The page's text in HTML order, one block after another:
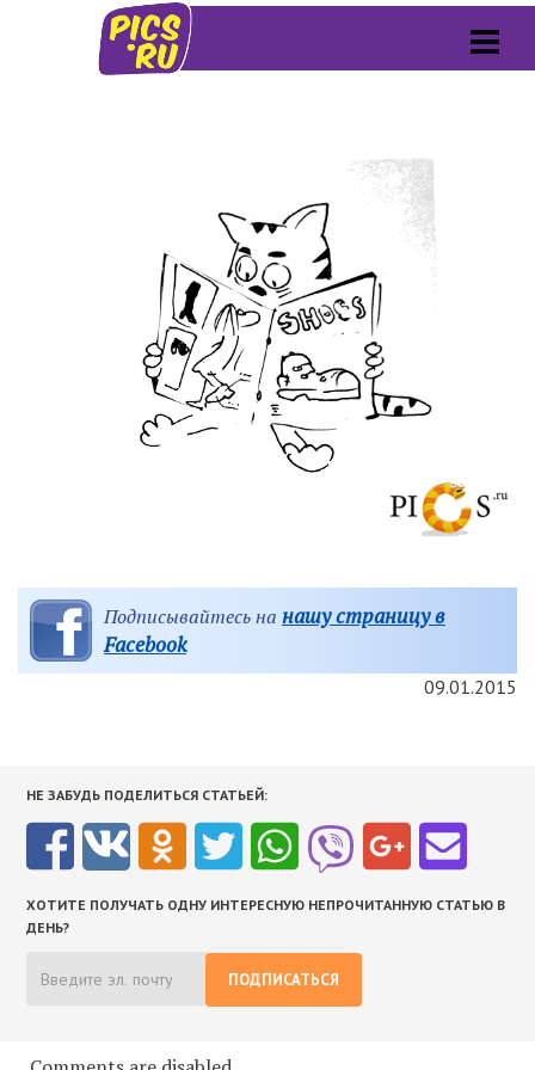
Подписывайтесь на нашу страницу в
Facebook
09.01.2015
НЕ ЗАБУДЬ ПОДЕЛИТЬСЯ СТАТЬЕЙ:
ХОТИТЕ ПОЛУЧАТЬ ОДНУ ИНТЕРЕСНУЮ НЕПРОЧИТАННУЮ СТАТЬЮ В
ДЕНЬ?
ПОДПИСАТЬСЯ